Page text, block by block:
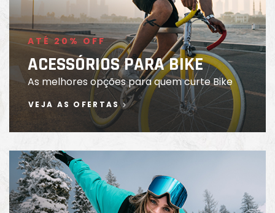
ATÉ 20% OFF
ACESSÓRIOS PARA BIKE
As melhores opções para quem curte Bike
VEJA AS OFERTAS